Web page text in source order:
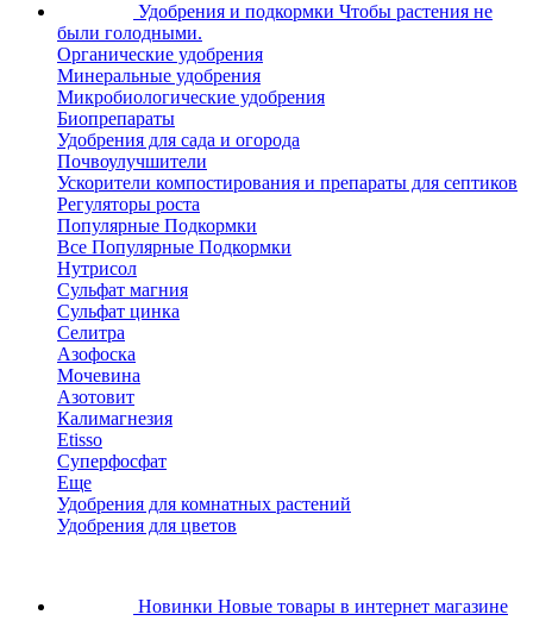
Удобрения и подкормки Чтобы растения не
были голодными.
Органические удобрения
Минеральные удобрения
Микробиологические удобрения
Биопрепараты
Удобрения для сада и огорода
Почвоулучшители
Ускорители компостирования и препараты для септиков
Регуляторы роста
Популярные Подкормки
Все Популярные Подкормки
Нутрисол
Сульфат магния
Сульфат цинка
Селитра
Азофоска
Мочевина
Азотовит
Калимагнезия
Etisso
Суперфосфат
Еще
Удобрения для комнатных растений
Удобрения для цветов
Новинки Новые товары в интернет магазине